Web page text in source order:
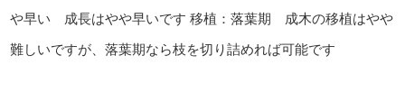
や早い 成長はやや早いです 移植：落葉期 成木の移植はやや
難しいですが、落葉期なら枝を切り詰めれば可能です